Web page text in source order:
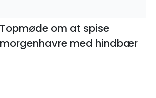
Topmøde om at spise
morgenhavre med hindbær